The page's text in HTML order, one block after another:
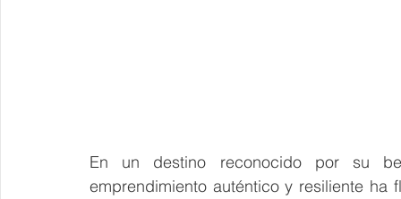
En un destino reconocido por su
emprendimiento auténtico y resiliente